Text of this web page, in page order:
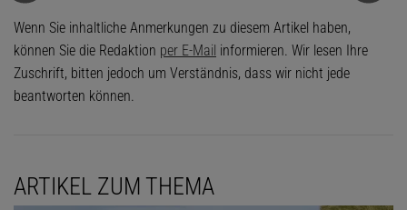
Wenn Sie inhaltliche Anmerkungen zu diesem Artikel haben,
können Sie die Redaktion per E-Mail informieren. Wir lesen Ihre
Zuschrift, bitten jedoch um Verständnis, dass wir nicht jede
beantworten können.
ARTIKEL ZUM THEMA